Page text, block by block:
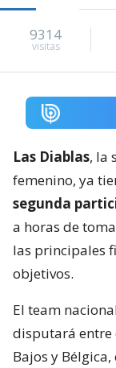
9314
visitas
Las Diablas, la
femenino, ya
segunda
a horas de
las principales
objetivos.
El team
disputará entre
Bajos y